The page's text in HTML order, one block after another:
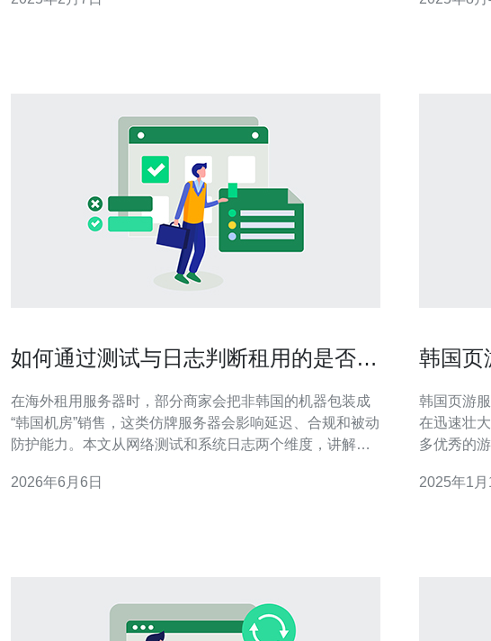
务器商包括LG CNS、SK C&C、KT等公司。这些公司在
迅速，许
如何通过测试与日志判断租用的是否为
在海外租用服务器时，部分商家会把非韩国的机器包装成
“韩国机房”销售，这类仿牌服务器会影响延迟、合规和被动
防护能力。本文从网络测试和系统日志两个维度，讲解如
主机和高防产品。 第一步：IP与ASN归属查询。通过
2026年6月6日
韩国页
韩国页游服务器推荐中国
在迅速壮
多优秀的
游戏体验。 韩国页游服务器在中国市场有着一些独特
2025年1月